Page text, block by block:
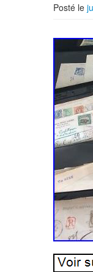
Posté le